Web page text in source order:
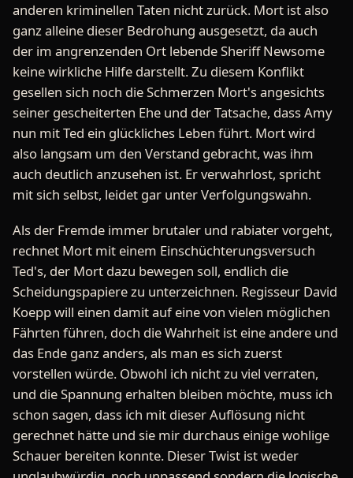
anderen kriminellen Taten nicht zurück. Mort ist also
ganz alleine dieser Bedrohung ausgesetzt, da auch
der im angrenzenden Ort lebende Sheriff Newsome
keine wirkliche Hilfe darstellt. Zu diesem Konflikt
gesellen sich noch die Schmerzen Mort's angesichts
seiner gescheiterten Ehe und der Tatsache, dass Amy
nun mit Ted ein glückliches Leben führt. Mort wird
also langsam um den Verstand gebracht, was ihm
auch deutlich anzusehen ist. Er verwahrlost, spricht
mit sich selbst, leidet gar unter Verfolgungswahn.
Als der Fremde immer brutaler und rabiater vorgeht,
rechnet Mort mit einem Einschüchterungsversuch
Ted's, der Mort dazu bewegen soll, endlich die
Scheidungspapiere zu unterzeichnen. Regisseur David
Koepp will einen damit auf eine von vielen möglichen
Fährten führen, doch die Wahrheit ist eine andere und
das Ende ganz anders, als man es sich zuerst
vorstellen würde. Obwohl ich nicht zu viel verraten,
und die Spannung erhalten bleiben möchte, muss ich
schon sagen, dass ich mit dieser Auflösung nicht
gerechnet hätte und sie mir durchaus einige wohlige
Schauer bereiten konnte. Dieser Twist ist weder